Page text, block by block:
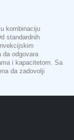
kombinaciju
standardnih
da odgovara
i kapacitetom. Sa
da zadovolji